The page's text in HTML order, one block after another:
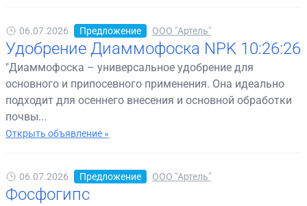
06.07.2026 Предложение ООО "Артель"
Удобрение Диаммофоска NPK 10:26:26
"Диаммофоска – универсальное удобрение для
основного и припосевного применения. Она идеально
подходит для осеннего внесения и основной обработки
почвы...
Открыть объявление »
06.07.2026 Предложение ООО "Артель"
Фосфогипс